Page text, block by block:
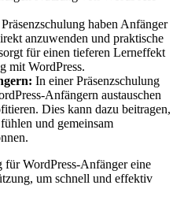
haben Anfänger
anzuwenden und praktische
für einen tieferen Lerneffekt
mit WordPress.
In einer Präsenzschulung
Anfängern austauschen
Dies kann dazu beitragen,
und gemeinsam
für WordPress-Anfänger eine
um schnell und effektiv